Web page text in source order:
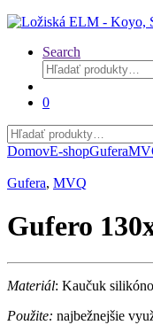
Search
Hľadať:
0
Hľadať:
DomovE-shopGufera
Gufera, MVQ
Gufero
Materiál: Kaučuk
Použite: najbežnejšie